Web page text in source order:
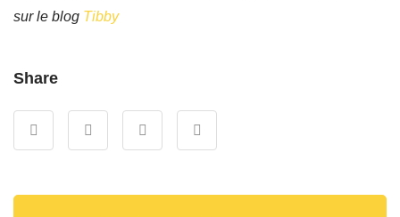
sur le blog Tibby
Share